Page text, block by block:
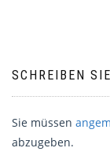
SCHREIBEN
Sie müssen
abzugeben.